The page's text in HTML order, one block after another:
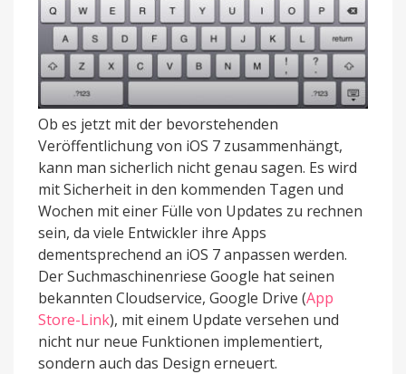
Ob es jetzt mit der bevorstehenden
Veröffentlichung von iOS 7 zusammenhängt,
kann man sicherlich nicht genau sagen. Es wird
mit Sicherheit in den kommenden Tagen und
Wochen mit einer Fülle von Updates zu rechnen
sein, da viele Entwickler ihre Apps
dementsprechend an iOS 7 anpassen werden.
Der Suchmaschinenriese Google hat seinen
bekannten Cloudservice, Google Drive (App
Store-Link), mit einem Update versehen und
nicht nur neue Funktionen implementiert,
sondern auch das Design erneuert.